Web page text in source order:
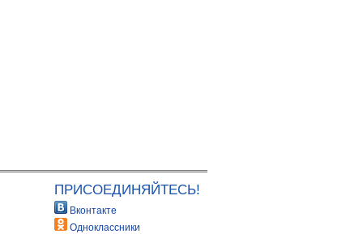
ПРИСОЕДИНЯЙТЕСЬ!
Вконтакте
Одноклассники